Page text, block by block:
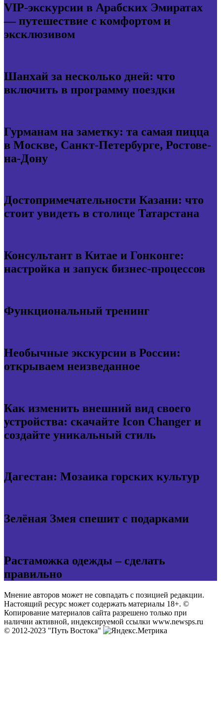
VIP-экскурсии в Арабских Эмиратах
— путешествие с комфортом и
эксклюзивом
Шанхай за несколько дней: что
включить в программу поездки
Гурманам на заметку: та самая пицца
в Москве, Санкт-Петербурге, Ростове-
на-Дону
Достопримечательности Казани: что
стоит увидеть в столице Татарстана
Консультант в Китае и Гонконге:
настройка и запуск бизнес-процессов
Функциональный тренинг
Необычные экскурсии в России:
открываем неизведанное
Как изменить внешний вид своего
устройства: скачайте Icon Changer и
создайте уникальный стиль
Дагестан: Мозаика горских культур
Зелёная Змея спешит с подарками
Растаможка одежды – сделать
правильно
Мнение авторов может не совпадать с позицией редакции.
Настоящий ресурс может содержать материалы 18+. ©
Копирование материалов сайта разрешено только при
наличии активной, индексируемой ссылки www.newsps.ru
© 2012-2023 "Путь Востока"